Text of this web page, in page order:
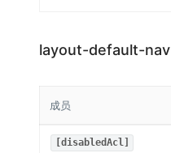
layout-default-nav
成员
[disabledAcl]